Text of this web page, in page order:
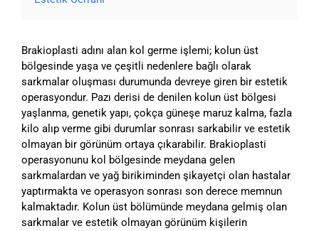
Brakioplasti adını alan kol germe işlemi; kolun üst
bölgesinde yaşa ve çeşitli nedenlere bağlı olarak
sarkmalar oluşması durumunda devreye giren bir estetik
operasyondur. Pazı derisi de denilen kolun üst bölgesi
yaşlanma, genetik yapı, çokça güneşe maruz kalma, fazla
kilo alıp verme gibi durumlar sonrası sarkabilir ve estetik
olmayan bir görünüm ortaya çıkarabilir. Brakioplasti
operasyonunu kol bölgesinde meydana gelen
sarkmalardan ve yağ birikiminden şikayetçi olan hastalar
yaptırmakta ve operasyon sonrası son derece memnun
kalmaktadır. Kolun üst bölümünde meydana gelmiş olan
sarkmalar ve estetik olmayan görünüm kişilerin